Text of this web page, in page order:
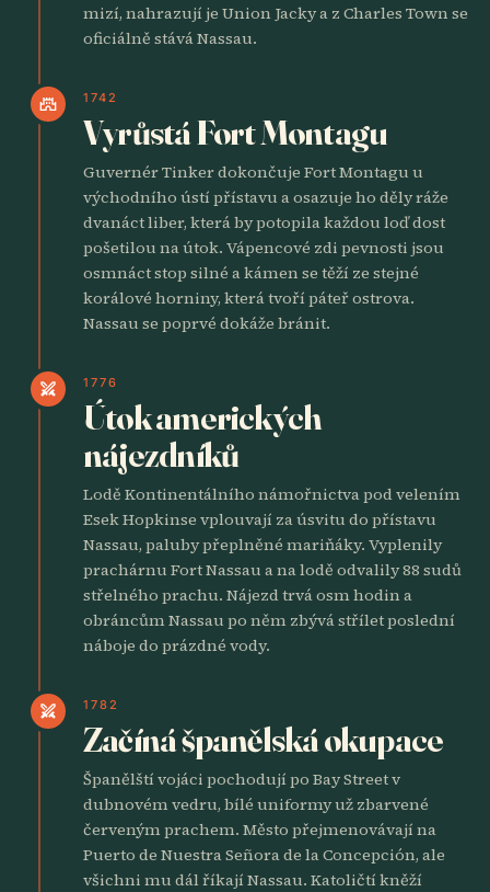
mizí, nahrazují je Union Jacky a z Charles Town se
oficiálně stává Nassau.
castle 1742
Vyrůstá Fort Montagu
Guvernér Tinker dokončuje Fort Montagu u
východního ústí přístavu a osazuje ho děly ráže
dvanáct liber, která by potopila každou loď dost
pošetilou na útok. Vápencové zdi pevnosti jsou
osmnáct stop silné a kámen se těží ze stejné
korálové horniny, která tvoří páteř ostrova.
Nassau se poprvé dokáže bránit.
swords 1776
Útok amerických
nájezdníků
Lodě Kontinentálního námořnictva pod velením
Esek Hopkinse vplouvají za úsvitu do přístavu
Nassau, paluby přeplněné mariňáky. Vyplenily
prachárnu Fort Nassau a na lodě odvalily 88 sudů
střelného prachu. Nájezd trvá osm hodin a
obráncům Nassau po něm zbývá střílet poslední
náboje do prázdné vody.
swords 1782
Začíná španělská okupace
Španělští vojáci pochodují po Bay Street v
dubnovém vedru, bílé uniformy už zbarvené
červeným prachem. Město přejmenovávají na
Puerto de Nuestra Señora de la Concepción, ale
všichni mu dál říkají Nassau. Katoličtí kněží